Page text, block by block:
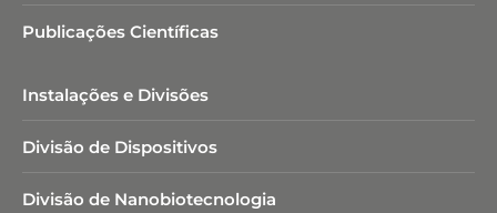
Publicações Científicas
Instalações e Divisões
Divisão de Dispositivos
Divisão de Nanobiotecnologia​